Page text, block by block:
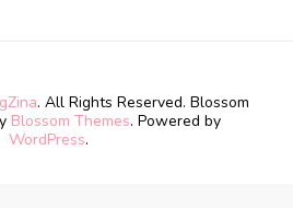
. All Rights Reserved. Blossom
Blossom Themes. Powered by
WordPress.